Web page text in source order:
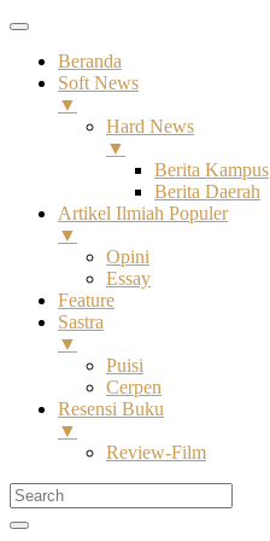
Beranda
Soft News
▼
Hard News
▼
Berita Kampus
Berita Daerah
Artikel Ilmiah Populer
▼
Opini
Essay
Feature
Sastra
▼
Puisi
Cerpen
Resensi Buku
▼
Review-Film